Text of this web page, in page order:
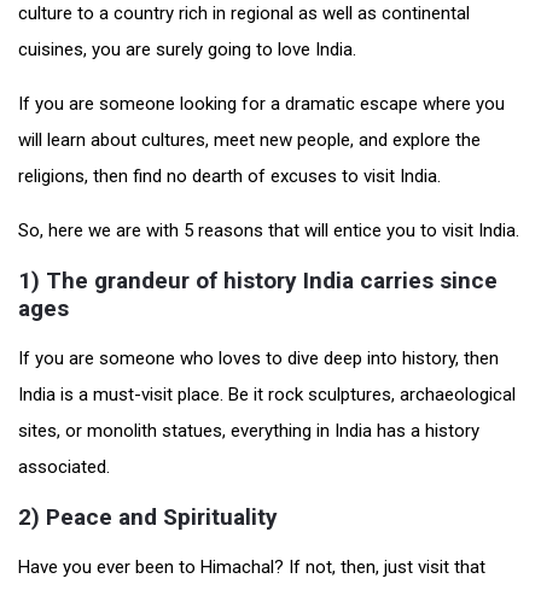
culture to a country rich in regional as well as continental
cuisines, you are surely going to love India.
If you are someone looking for a dramatic escape where you
will learn about cultures, meet new people, and explore the
religions, then find no dearth of excuses to visit India.
So, here we are with 5 reasons that will entice you to visit India.
1) The grandeur of history India carries since
ages
If you are someone who loves to dive deep into history, then
India is a must-visit place. Be it rock sculptures, archaeological
sites, or monolith statues, everything in India has a history
associated.
2) Peace and Spirituality
Have you ever been to Himachal? If not, then, just visit that